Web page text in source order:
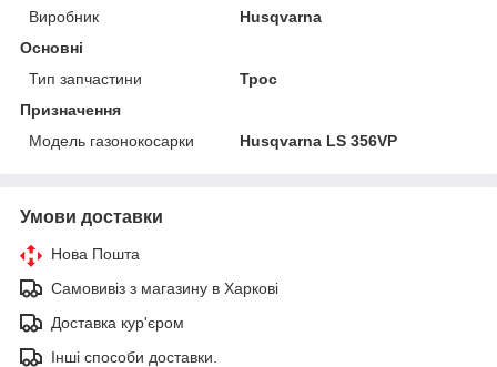
Виробник
Husqvarna
Основні
Тип запчастини
Трос
Призначення
Модель газонокосарки
Husqvarna LS 356VP
Умови доставки
Нова Пошта
Самовивіз з магазину в Харкові
Доставка кур'єром
Інші способи доставки.